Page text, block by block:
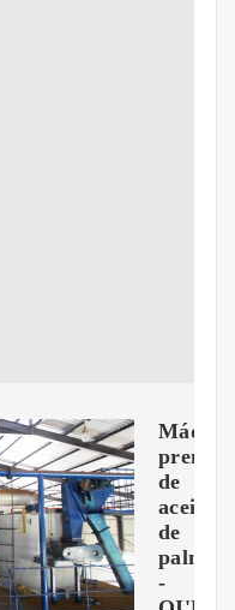
de
aceite
de
palma
-